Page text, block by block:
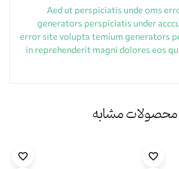
Aed ut perspiciatis unde oms
generators perspiciatis under
error site volupta temium generators
in reprehenderit magni dolores eos
محصولات مشابه